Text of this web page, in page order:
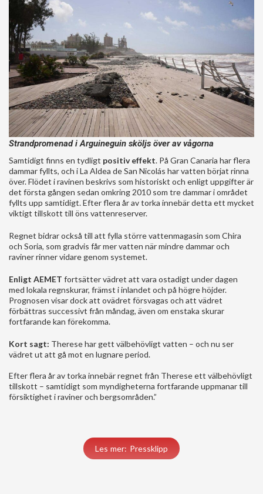
Strandpromenad i Arguineguin sköljs över av vågorna
Samtidigt finns en tydligt positiv effekt. På Gran Canaria har flera
dammar fyllts, och i La Aldea de San Nicolás har vatten börjat rinna
över. Flödet i ravinen beskrivs som historiskt och enligt uppgifter är
det första gången sedan omkring 2010 som tre dammar i området
fyllts upp samtidigt. Efter flera år av torka innebär detta ett mycket
viktigt tillskott till öns vattenreserver.
Regnet bidrar också till att fylla större vattenmagasin som Chira
och Soria, som gradvis får mer vatten när mindre dammar och
raviner rinner vidare genom systemet.
Enligt AEMET fortsätter vädret att vara ostadigt under dagen
med lokala regnskurar, främst i inlandet och på högre höjder.
Prognosen visar dock att ovädret försvagas och att vädret
förbättras successivt från måndag, även om enstaka skurar
fortfarande kan förekomma.
Kort sagt: Therese har gett välbehövligt vatten – och nu ser
vädret ut att gå mot en lugnare period.
Efter flera år av torka innebär regnet från Therese ett välbehövligt
tillskott – samtidigt som myndigheterna fortfarande uppmanar till
försiktighet i raviner och bergsområden.”
Les mer: Pressklipp